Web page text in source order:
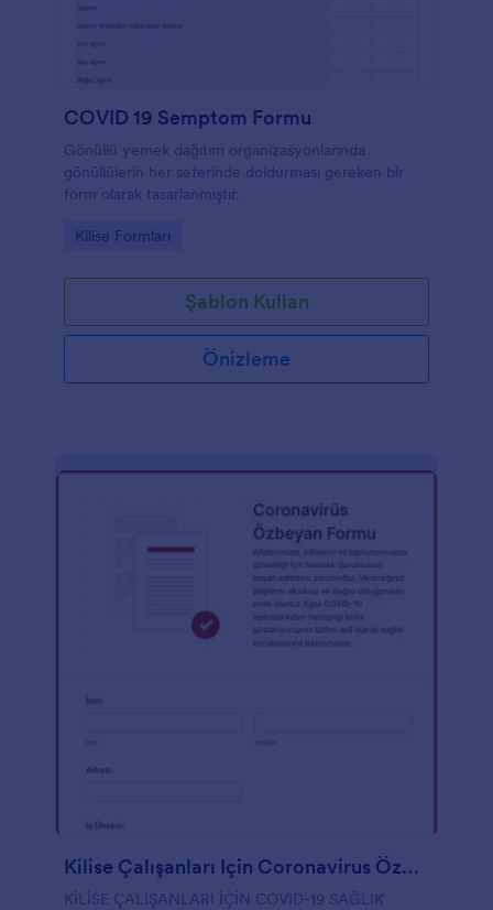
COVID 19 Semptom Formu
Gönüllü yemek dağıtım organizasyonlarında
gönüllülerin her seferinde doldurması gereken bir
form olarak tasarlanmıştır.
Go to Category:
Kilise Formları
Şablon Kullan
Önizleme
Kilise Çalışanları Için Coronavirus Özbeyan Formu
KİLİSE ÇALIŞANLARI İÇİN COVID-19 SAĞLIK